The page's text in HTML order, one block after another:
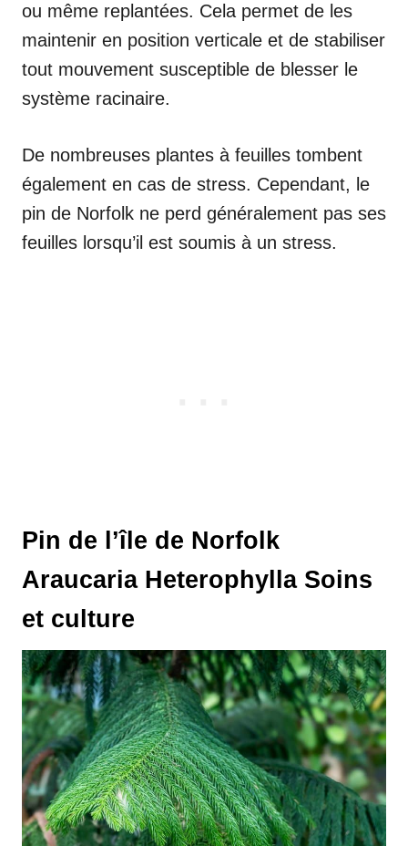
ou même replantées. Cela permet de les
maintenir en position verticale et de stabiliser
tout mouvement susceptible de blesser le
système racinaire.
De nombreuses plantes à feuilles tombent
également en cas de stress. Cependant, le
pin de Norfolk ne perd généralement pas ses
feuilles lorsqu’il est soumis à un stress.
Pin de l’île de Norfolk
Araucaria Heterophylla Soins
et culture